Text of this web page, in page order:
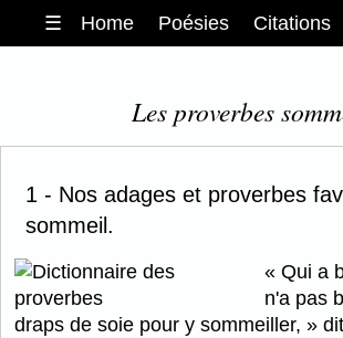
☰ Home Poésies Citations
Les proverbes
1 - Nos adages et proverbes
sommeil.
Qui a
n'a pas
draps de soie pour y sommeiller,